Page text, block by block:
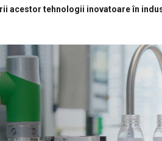
acestor tehnologii inovatoare în